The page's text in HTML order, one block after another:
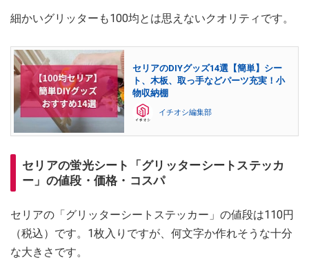
細かいグリッターも100均とは思えないクオリティです。
セリアのDIYグッズ14選【簡単】シー
ト、木板、取っ手などパーツ充実！小
物収納棚
イチオシ編集部
セリアの蛍光シート「グリッターシートステッカ
ー」の値段・価格・コスパ
セリアの「グリッターシートステッカー」の値段は110円
（税込）です。1枚入りですが、何文字か作れそうな十分
な大きさです。